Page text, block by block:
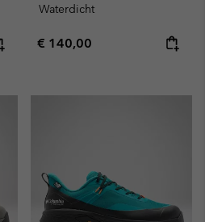
Waterdicht
Regular price:
€ 140,00